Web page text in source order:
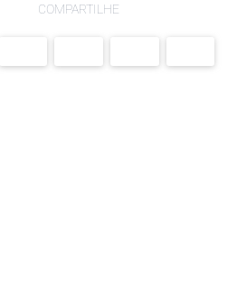
COMPARTILHE